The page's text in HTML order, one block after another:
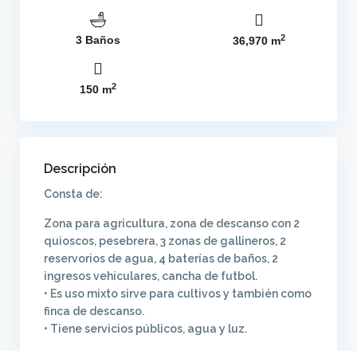
3 Baños 36,970 m2
150 m2
Descripción
Consta de:
Zona para agricultura, zona de descanso con 2
quioscos, pesebrera, 3 zonas de gallineros, 2
reservorios de agua, 4 baterías de baños, 2
ingresos vehiculares, cancha de futbol.
• Es uso mixto sirve para cultivos y también como
finca de descanso.
• Tiene servicios públicos, agua y luz.